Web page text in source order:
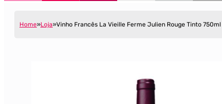
Home Loja Vinho Francês La Vieille Ferme Julien Rouge Tinto 750ml